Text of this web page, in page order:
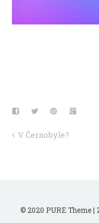
V Černobyle?
© 2020 PURE Theme |